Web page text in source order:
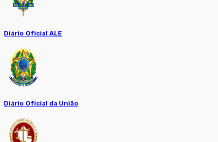
Diário Oficial ALE
Diário Oficial da União